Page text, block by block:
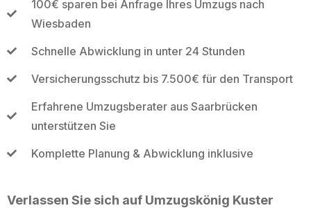
100€ sparen bei Anfrage Ihres Umzugs nach
Wiesbaden
Schnelle Abwicklung in unter 24 Stunden
Versicherungsschutz bis 7.500€ für den Transport
Erfahrene Umzugsberater aus Saarbrücken
unterstützen Sie
Komplette Planung & Abwicklung inklusive
Verlassen Sie sich auf Umzugskönig Kuster